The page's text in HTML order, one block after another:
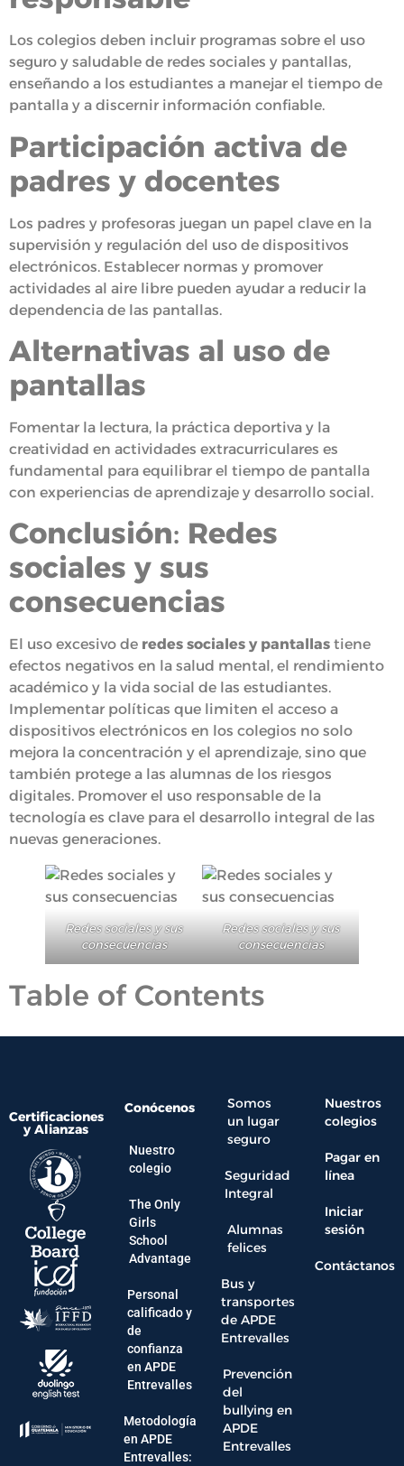
Los colegios deben incluir programas sobre el uso
seguro y saludable de redes sociales y pantallas,
enseñando a los estudiantes a manejar el tiempo de
pantalla y a discernir información confiable.
Participación activa de
padres y docentes
Los padres y profesoras juegan un papel clave en la
supervisión y regulación del uso de dispositivos
electrónicos. Establecer normas y promover
actividades al aire libre pueden ayudar a reducir la
dependencia de las pantallas.
Alternativas al uso de
pantallas
Fomentar la lectura, la práctica deportiva y la
creatividad en actividades extracurriculares es
fundamental para equilibrar el tiempo de pantalla
con experiencias de aprendizaje y desarrollo social.
Conclusión: Redes
sociales y sus
consecuencias
El uso excesivo de redes sociales y pantallas tiene
efectos negativos en la salud mental, el rendimiento
académico y la vida social de las estudiantes.
Implementar políticas que limiten el acceso a
dispositivos electrónicos en los colegios no solo
mejora la concentración y el aprendizaje, sino que
también protege a las alumnas de los riesgos
digitales. Promover el uso responsable de la
tecnología es clave para el desarrollo integral de las
nuevas generaciones.
Redes sociales y sus
consecuencias
Redes sociales y sus
consecuencias
Table of Contents
Certificaciones
y Alianzas
Conócenos
Nuestro
colegio
The Only
Girls
School
Advantage
Personal
calificado y
de
confianza
en APDE
Entrevalles
Metodología
en APDE
Entrevalles:
Somos
un lugar
seguro
Seguridad
Integral
Alumnas
felices
Bus y
transportes
de APDE
Entrevalles
Prevención
del
bullying en
APDE
Entrevalles
Nuestros
colegios
Pagar en
línea
Iniciar
sesión
Contáctanos